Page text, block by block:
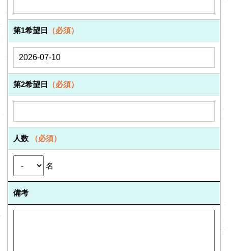
第1希望日 （必須）
第2希望日 （必須）
人数 （必須）
名
備考